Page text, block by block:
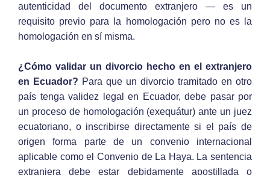
autenticidad del documento extranjero — es un
requisito previo para la homologación pero no es la
homologación en sí misma.
¿Cómo validar un divorcio hecho en el extranjero
en Ecuador? Para que un divorcio tramitado en otro
país tenga validez legal en Ecuador, debe pasar por
un proceso de homologación (exequátur) ante un juez
ecuatoriano, o inscribirse directamente si el país de
origen forma parte de un convenio internacional
aplicable como el Convenio de La Haya. La sentencia
extranjera debe estar debidamente apostillada o